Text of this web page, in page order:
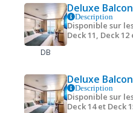
DB
Deluxe Balcon
Description
Disponible sur
Deck 11, Deck 12
Deluxe Balcon
Description
Disponible sur
Deck 14 et Deck